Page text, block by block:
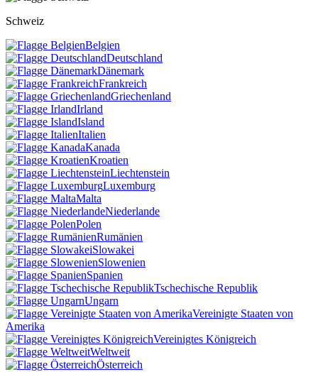
Schweiz
Belgien
Deutschland
Dänemark
Frankreich
Griechenland
Irland
Island
Italien
Kanada
Kroatien
Liechtenstein
Luxemburg
Malta
Niederlande
Polen
Rumänien
Slowakei
Slowenien
Spanien
Tschechische Republik
Ungarn
Vereinigte Staaten von
Amerika
Vereinigtes Königreich
Weltweit
Österreich